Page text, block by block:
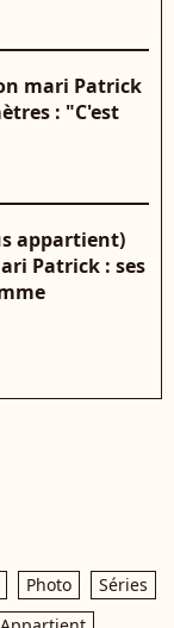
mari Patrick
: "C'est
appartient)
Patrick : ses
Photo
Séries